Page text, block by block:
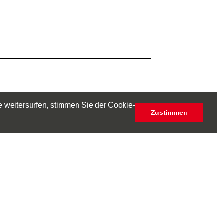
stimmen Sie der Cookie-
Zustimmen